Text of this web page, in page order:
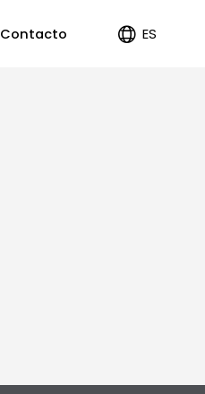
Contacto ES